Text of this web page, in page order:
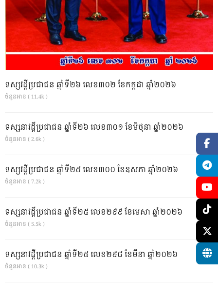
ទស្សវដ្តីប្រជាជន ឆ្នាំទី២៦ លេខ៣០២ ខែកក្កដា ឆ្នាំ២០២៦
ចំនួនអាន ( 11.4k )
ទស្សនាវដ្ដីប្រជាជន ឆ្នាំទី២៦ លេខ៣០១ ខែមិថុនា ឆ្នាំ២០២៦
ចំនួនអាន ( 2.6k )
ទស្សវដ្តីប្រជាជន ឆ្នាំទី២៥ លេខ៣០០ ខែឧសភា ឆ្នាំ២០២៦
ចំនួនអាន ( 7.2k )
ទស្សនាវដ្ដីប្រជាជន ឆ្នាំទី២៥ លេខ២៩៩ ខែមេសា ឆ្នាំ២០២៦
ចំនួនអាន ( 5.5k )
ទស្សនាវដ្ដីប្រជាជន ឆ្នាំទី២៥ លេខ២៩៨ ខែមីនា ឆ្នាំ២០២៦
ចំនួនអាន ( 10.3k )